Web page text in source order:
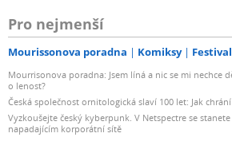
Pro nejmenší
Mourissonova poradna Komiksy
Mourrisonova poradna: Jsem líná a nic se mi nechce
o lenost?
Česká společnost ornitologická slaví 100 let: Jak
Vyzkoušejte český kyberpunk. V Netspectre se
napadajícím korporátní sítě